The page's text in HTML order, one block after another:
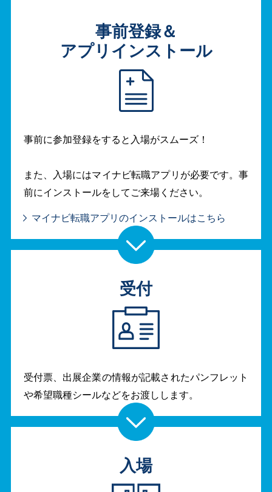
事前登録＆
アプリインストール
事前に参加登録をすると入場がスムーズ！
また、入場にはマイナビ転職アプリが必要です。事
前にインストールをしてご来場ください。
マイナビ転職アプリのインストールはこちら
受付
受付票、出展企業の情報が記載されたパンフレット
や希望職種シールなどをお渡しします。
入場